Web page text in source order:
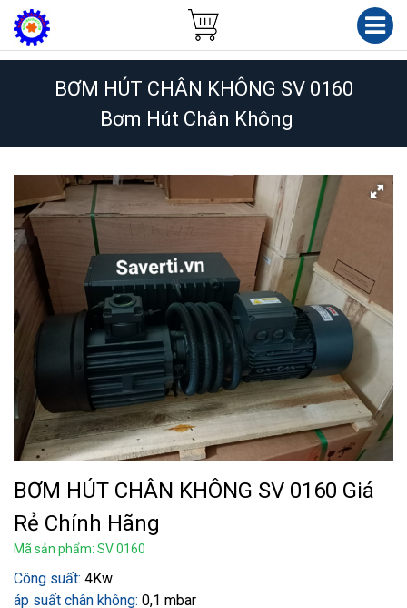
BƠM HÚT CHÂN KHÔNG SV 0160
Bơm Hút Chân Không
BƠM HÚT CHÂN KHÔNG SV 0160 Giá
Rẻ Chính Hãng
Mã sản phẩm: SV 0160
Công suất: 4Kw
áp suất chân không: 0,1 mbar